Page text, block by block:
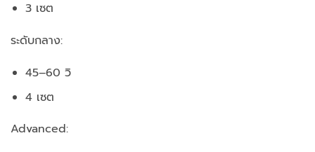
3 เซต
ระดับกลาง:
45–60 วิ
4 เซต
Advanced: